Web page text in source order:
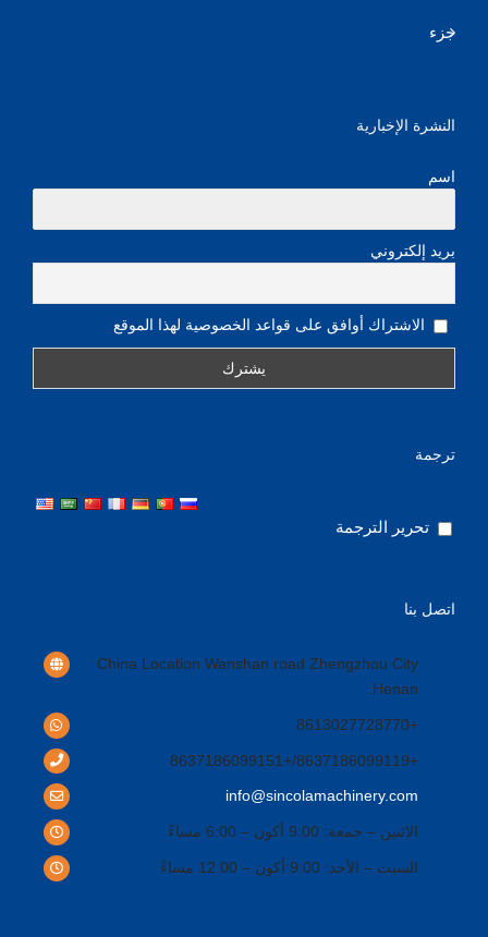
جزء
النشرة الإخبارية
اسم
بريد إلكتروني
الاشتراك أوافق على قواعد الخصوصية لهذا الموقع
ترجمة
تحرير الترجمة
اتصل بنا
China Location Wanshan road Zhengzhou City
Henan
+8613027728770
+8637186099119/+8637186099151
info@sincolamachinery.com
الاثنين – جمعة: 9:00 أكون – 6:00 مساءً
السبت – الأحد: 9:00 أكون – 12:00 مساءً